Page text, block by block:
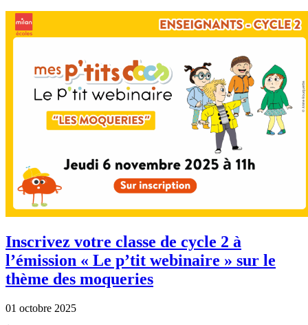
Inscrivez votre classe de cycle 2 à
l’émission « Le p’tit webinaire » sur le
thème des moqueries
01 octobre 2025